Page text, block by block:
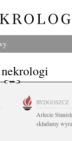
BYDGOSZCZ
Arlecie
składamy